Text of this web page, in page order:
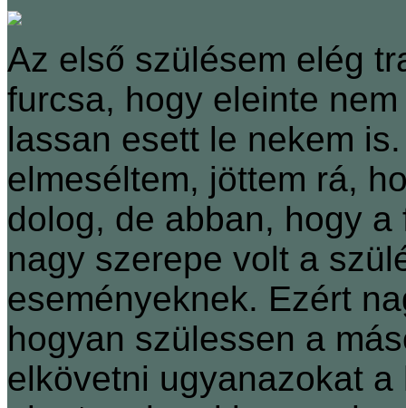
Az első szülésem elég
furcsa, hogy eleinte
lassan esett le nekem
elmeséltem, jöttem rá,
dolog, de abban, hogy
nagy szerepe volt a
eseményeknek. Ezért
hogyan szülessen a
elkövetni ugyanazokat